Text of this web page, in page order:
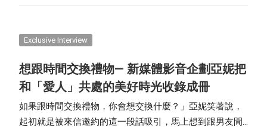
Exclusive Interview
想跟時間交換禮物— 新媒體影音企劃亞妮把
和「愛人」共處的美好時光收錄成冊
如果跟時間交換禮物，你會想交換什麼？」亞妮笑著說，
起初就是被來信邀約的這一段話吸引，馬上想到跟男友間